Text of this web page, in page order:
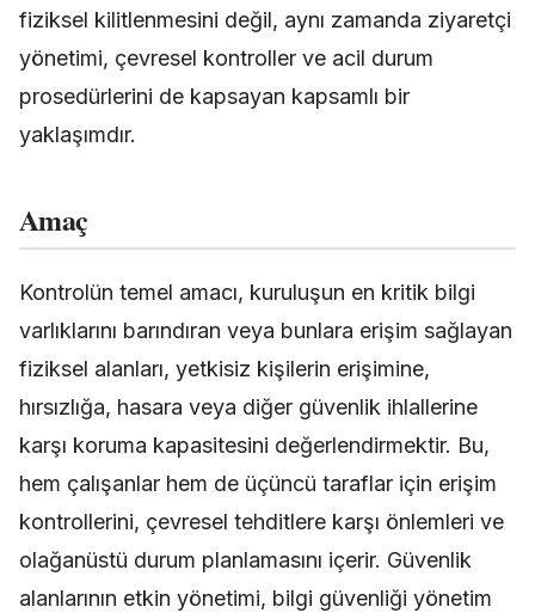
fiziksel kilitlenmesini değil, aynı zamanda ziyaretçi
yönetimi, çevresel kontroller ve acil durum
prosedürlerini de kapsayan kapsamlı bir
yaklaşımdır.
Amaç
Kontrolün temel amacı, kuruluşun en kritik bilgi
varlıklarını barındıran veya bunlara erişim sağlayan
fiziksel alanları, yetkisiz kişilerin erişimine,
hırsızlığa, hasara veya diğer güvenlik ihlallerine
karşı koruma kapasitesini değerlendirmektir. Bu,
hem çalışanlar hem de üçüncü taraflar için erişim
kontrollerini, çevresel tehditlere karşı önlemleri ve
olağanüstü durum planlamasını içerir. Güvenlik
alanlarının etkin yönetimi, bilgi güvenliği yönetim